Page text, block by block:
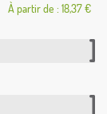
À partir de : 18,37 €